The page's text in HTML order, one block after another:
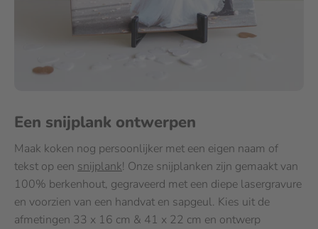
Een snijplank ontwerpen
Maak koken nog persoonlijker met een eigen naam of
tekst op een snijplank! Onze snijplanken zijn gemaakt van
100% berkenhout, gegraveerd met een diepe lasergravure
en voorzien van een handvat en sapgeul. Kies uit de
afmetingen 33 x 16 cm & 41 x 22 cm en ontwerp